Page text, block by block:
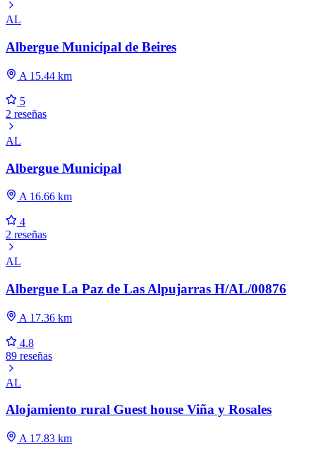
AL
Albergue Municipal de Beires
A 15.44 km
5
2 reseñas
AL
Albergue Municipal
A 16.66 km
4
2 reseñas
AL
Albergue La Paz de Las Alpujarras H/AL/00876
A 17.36 km
4.8
89 reseñas
AL
Alojamiento rural Guest house Viña y Rosales
A 17.83 km